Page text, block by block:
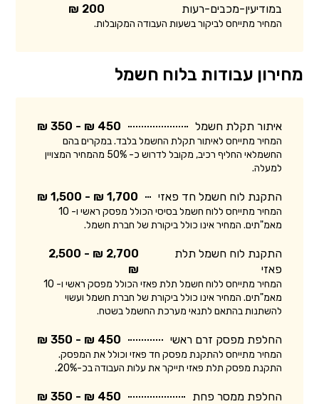
במודיעין-מכבים-רעות
200 ₪
המחיר מתייחס לביקור בשעות העבודה המקובלות.
מחירון עבודות בלוח חשמל
איתור תקלת חשמל 450 ₪ - 350 ₪
המחיר מתייחס לאיתור תקלת החשמל בלבד. במקרים בהם
החשמלאי החליף רכיב, מקובל לדרוש כ- 50% מהמחיר המצויין
למעלה.
התקנת לוח חשמל חד פאזי 1,700 ₪ - 1,500 ₪
המחיר מתייחס ללוח חשמל בסיסי הכולל מפסק ראשי ו- 10
מאמ"תים. המחיר אינו כולל ביקורת של חברת חשמל.
התקנת לוח חשמל תלת
פאזי
2,700 ₪ - 2,500
₪
המחיר מתייחס ללוח חשמל תלת פאזי הכולל מפסק ראשי ו- 10
מאמ"תים. המחיר אינו כולל ביקורת של חברת חשמל ועשוי
להשתנות בהתאם לתנאי מערכת החשמל בשטח.
החלפת מפסק זרם ראשי 450 ₪ - 350 ₪
המחיר מתייחס להתקנת מפסק חד פאזי וכולל את המפסק.
התקנת מפסק תלת פאזי תייקר את עלות העבודה בכ-20%.
החלפת ממסר פחת 450 ₪ - 350 ₪